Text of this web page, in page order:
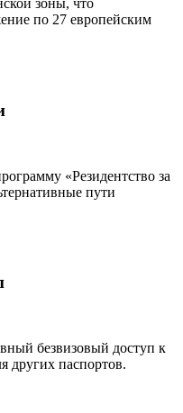
зоны, что
по 27 европейским
«Резидентство за
пути
безвизовый доступ к
других паспортов.